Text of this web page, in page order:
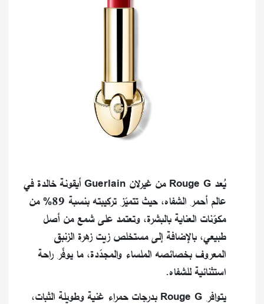
يُعد Rouge G من غيرلان Guerlain أيقونة خالدة في
عالم أحمر الشفاه، حيث تتميّز تركيبته بنسبة 89% من
مكوّنات العناية بالبشرة، وتعتمد على شمع من أصل
طبيعي، بالإضافة إلى مستخلص زيت زهرة الزنبق
المعروف بخصائصه الملساء والمجدّدة، ما يوفّر راحة
استثنائية للشفاه.
يتوافر Rouge G بدرجات حمراء غنية وطويلة الثبات،